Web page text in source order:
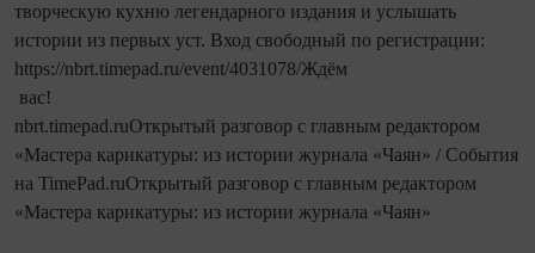
творческую кухню легендарного издания и услышать
истории из первых уст. Вход свободный по регистрации:
https://nbrt.timepad.ru/event/4031078/Ждём
вас!
nbrt.timepad.ruОткрытый разговор с главным редактором
«Мастера карикатуры: из истории журнала «Чаян» / События
на TimePad.ruОткрытый разговор с главным редактором
«Мастера карикатуры: из истории журнала «Чаян»